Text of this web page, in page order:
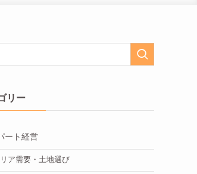
リー
ート経営
ア需要・土地選び